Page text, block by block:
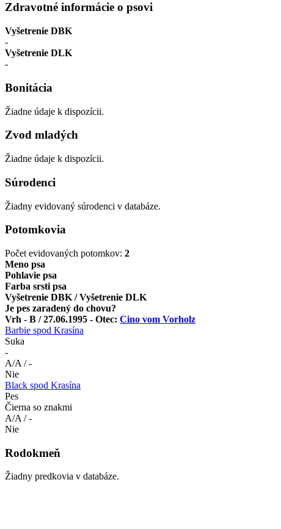
Zdravotné informácie o psovi
Vyšetrenie DBK
-
Vyšetrenie DLK
-
Bonitácia
Žiadne údaje k dispozícii.
Zvod mladých
Žiadne údaje k dispozícii.
Súrodenci
Žiadny evidovaný súrodenci v databáze.
Potomkovia
Počet evidovaných potomkov: 2
Meno psa
Pohlavie psa
Farba srsti psa
Vyšetrenie DBK / Vyšetrenie DLK
Je pes zaradený do chovu?
Vrh - B / 27.06.1995 - Otec: Cino vom Vorholz
Barbie spod Krasína
Suka
-
A/A / -
Nie
Black spod Krasína
Pes
Čierna so znakmi
A/A / -
Nie
Rodokmeň
Žiadny predkovia v databáze.